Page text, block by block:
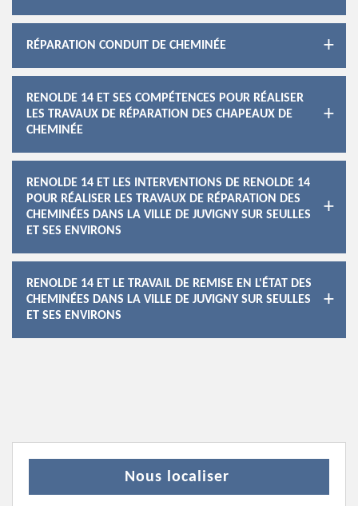
RÉPARATION CONDUIT DE CHEMINÉE
RENOLDE 14 ET SES COMPÉTENCES POUR RÉALISER
LES TRAVAUX DE RÉPARATION DES CHAPEAUX DE
CHEMINÉE
RENOLDE 14 ET LES INTERVENTIONS DE RENOLDE 14
POUR RÉALISER LES TRAVAUX DE RÉPARATION DES
CHEMINÉES DANS LA VILLE DE JUVIGNY SUR SEULLES
ET SES ENVIRONS
RENOLDE 14 ET LE TRAVAIL DE REMISE EN L'ÉTAT DES
CHEMINÉES DANS LA VILLE DE JUVIGNY SUR SEULLES
ET SES ENVIRONS
Nous localiser